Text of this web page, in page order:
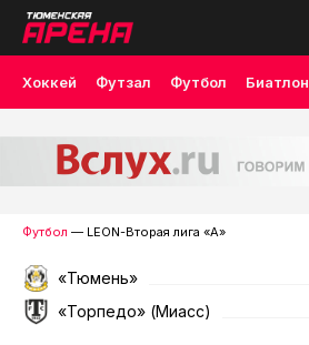
Хоккей Футзал Футбол Биатлон
Футбол — LEON-Вторая лига «А»
«Тюмень»
«Торпедо» (Миасс)